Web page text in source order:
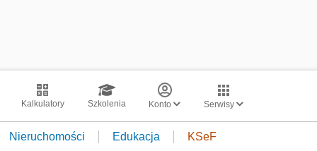
Kalkulatory Szkolenia Konto Serwisy
Nieruchomości Edukacja KSeF